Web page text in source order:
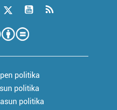
politika
politika
politika